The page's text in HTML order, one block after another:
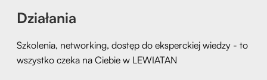
Działania
Szkolenia, networking, dostęp do eksperckiej wiedzy - to
wszystko czeka na Ciebie w LEWIATAN